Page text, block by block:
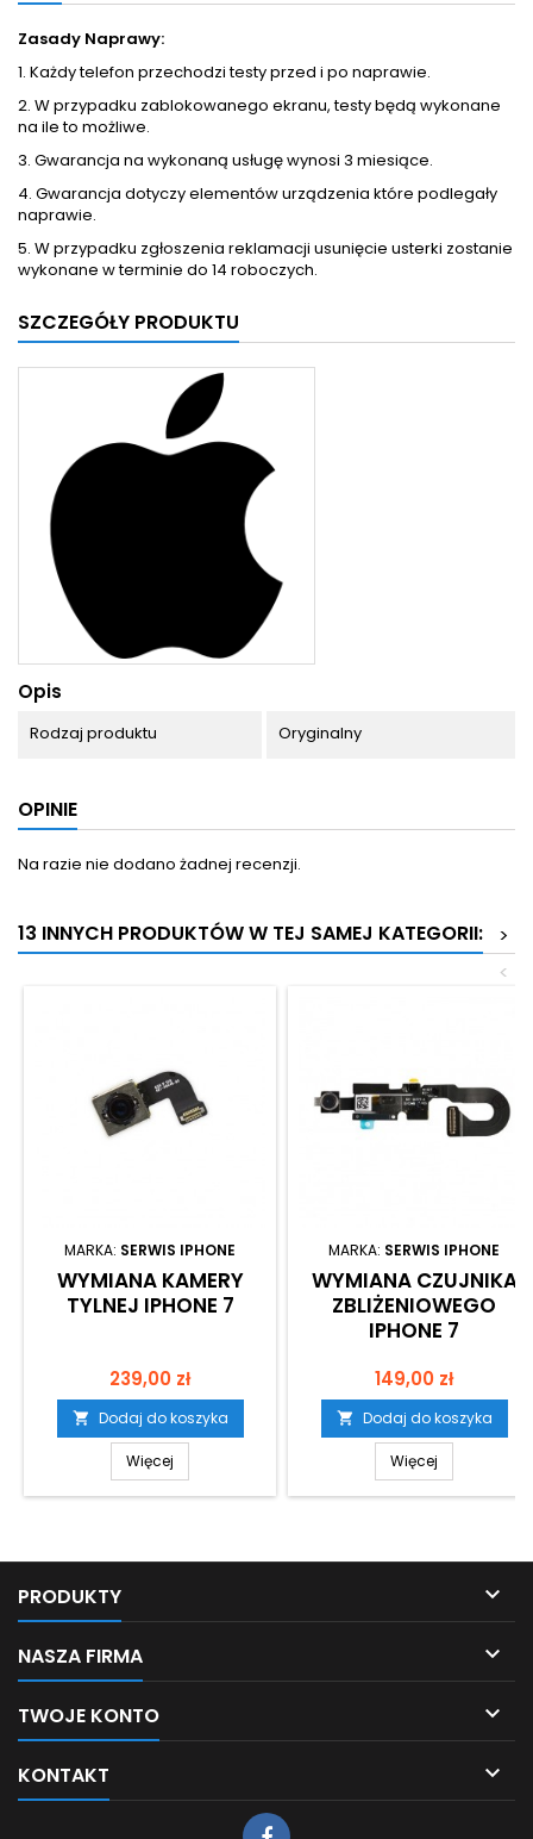
Zasady Naprawy:
1. Każdy telefon przechodzi testy przed i po naprawie.
2. W przypadku zablokowanego ekranu, testy będą wykonane
na ile to możliwe.
3. Gwarancja na wykonaną usługę wynosi 3 miesiące.
4. Gwarancja dotyczy elementów urządzenia które podlegały
naprawie.
5. W przypadku zgłoszenia reklamacji usunięcie usterki zostanie
wykonane w terminie do 14 roboczych.
SZCZEGÓŁY PRODUKTU
Opis
Rodzaj produktu Oryginalny
OPINIE
Na razie nie dodano żadnej recenzji.
13 INNYCH PRODUKTÓW W TEJ SAMEJ KATEGORII:
>
<
MARKA: SERWIS IPHONE
WYMIANA KAMERY
TYLNEJ IPHONE 7
Cena
239,00 zł
 Dodaj do koszyka
Więcej
MARKA: SERWIS IPHONE
WYMIANA CZUJNIKA
ZBLIŻENIOWEGO
IPHONE 7
Cena
149,00 zł
 Dodaj do koszyka
Więcej
PRODUKTY 
NASZA FIRMA 
TWOJE KONTO 
KONTAKT 